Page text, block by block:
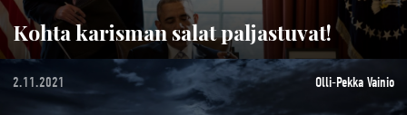
Kohta karisman salat paljastuvat!
2.11.2021 Olli-Pekka Vainio